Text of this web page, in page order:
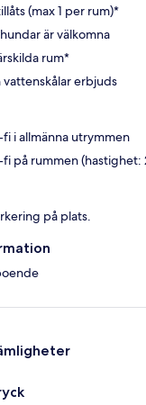
(max 1 per rum)*
är välkomna
rum*
erbjuds
i allmänna utrymmen
på rummen (hastighet:
på plats.